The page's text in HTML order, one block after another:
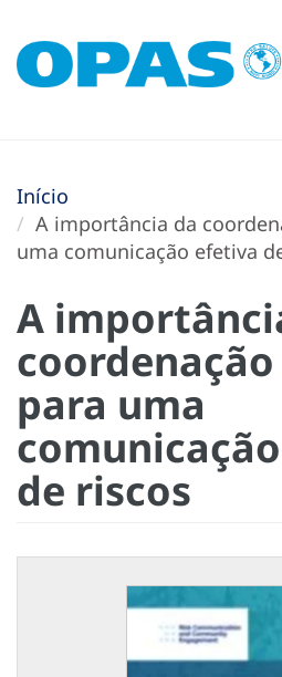
Início
A importância da
uma comunicação efetiva
A
para uma
de riscos